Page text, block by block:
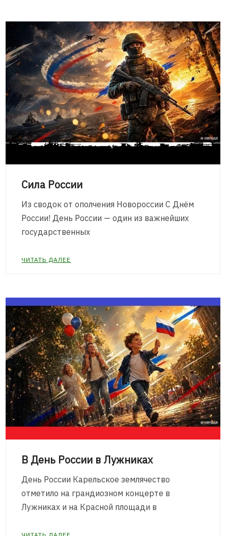
Сила России
Из сводок от ополчения Новороссии C Днём
России! День России — один из важнейших
государственных
ЧИТАТЬ ДАЛЕЕ
В День России в Лужниках
День России Карельское землячество
отметило на грандиозном концерте в
Лужниках и на Красной площади в